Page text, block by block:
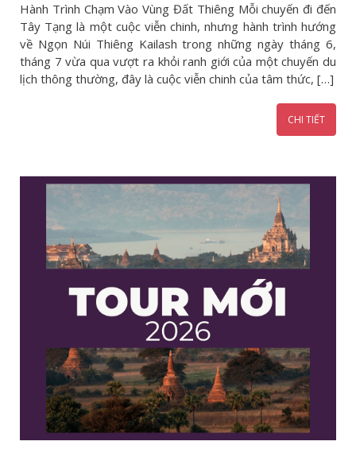
Hành Trình Chạm Vào Vùng Đất Thiêng Mỗi chuyến đi đến
Tây Tạng là một cuộc viễn chinh, nhưng hành trình hướng
về Ngọn Núi Thiêng Kailash trong những ngày tháng 6,
tháng 7 vừa qua vượt ra khỏi ranh giới của một chuyến du
lịch thông thường, đây là cuộc viễn chinh của tâm thức, […]
CHI TIẾT